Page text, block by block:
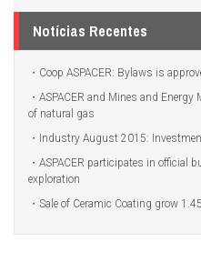
Notícias Recentes
Coop ASPACER: Bylaws is
ASPACER and Mines and
of natural gas
Industry August 2015:
ASPACER participates in official
exploration
Sale of Ceramic Coating grow